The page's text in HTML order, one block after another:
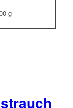
g